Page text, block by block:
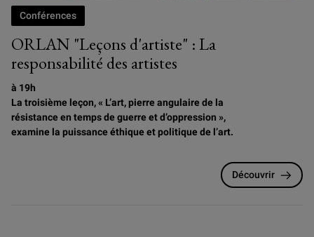
ORLAN "Leçons d'artiste" : La
responsabilité des artistes
Conférences
à 19h
La troisième leçon, « L’art, pierre angulaire de la
résistance en temps de guerre et d’oppression »,
examine la puissance éthique et politique de l’art.
Découvrir